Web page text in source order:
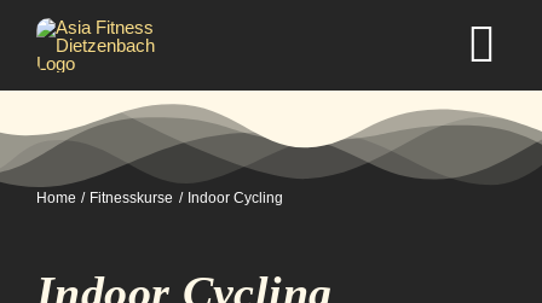
Inhalt
springen
Home Fitnesskurse Indoor Cycling
Indoor Cycling